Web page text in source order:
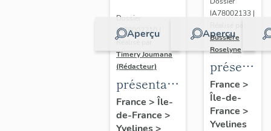
Aperçu
Dossier
IA78002210 |
Réalisé par
Timery Joumana
(Rédacteur)
présentation
de l'étude
d'Elisabethville
France > Île-
de-France >
Yvelines>
Aperçu
IA78002133 |
Bussière
Roselyne
du
diagnostic
France >
Île-de-
France >
Yvelines